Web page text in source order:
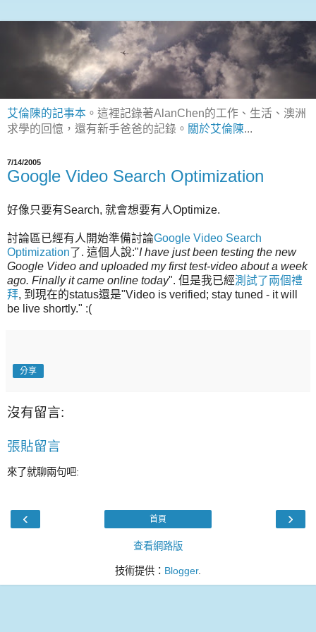
艾倫陳的記事本 。這裡記錄著AlanChen的工作、生活、澳洲
求學的回憶，還有新手爸爸的記錄。 關於艾倫陳...
7/14/2005
Google Video Search Optimization
好像只要有Search, 就會想要有人Optimize.
討論區已經有人開始準備討論Google Video Search
Optimization了. 這個人說:"I have just been testing the new
Google Video and uploaded my first test-video about a week
ago. Finally it came online today". 但是我已經測試了兩個禮
拜, 到現在的status還是"Video is verified; stay tuned - it will
be live shortly." :(
分享
沒有留言:
張貼留言
來了就聊兩句吧:
‹ ›
首頁
查看網路版
技術提供： Blogger.